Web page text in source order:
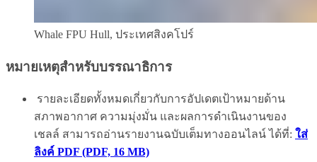
Whale FPU Hull, ประเทศสิงคโปร์
หมายเหตุสำหรับบรรณาธิการ
รายละเอียดทั้งหมดเกี่ยวกับการอัปเดตเป้าหมายด้าน
สภาพอากาศ ความมุ่งมั่น และผลการดำเนินงานของ
เชลล์ สามารถอ่านรายงานฉบับเต็มทางออนไลน์ ได้ที่: ใส่
ลิงค์ PDF (PDF, 16 MB)